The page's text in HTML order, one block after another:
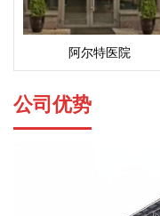
阿尔特医院
公司优势